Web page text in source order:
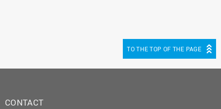
TO THE TOP OF THE PAGE
CONTACT